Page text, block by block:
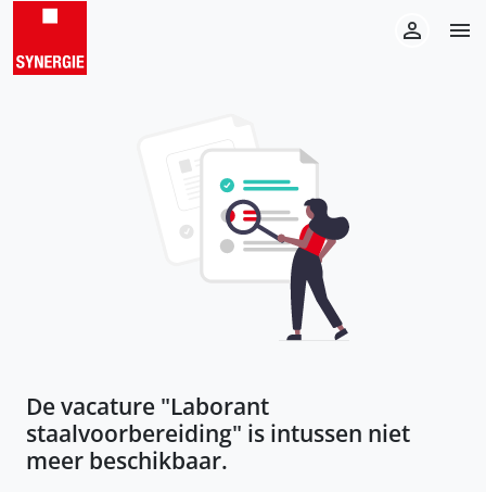
De vacature "Laborant
staalvoorbereiding" is intussen niet
meer beschikbaar.